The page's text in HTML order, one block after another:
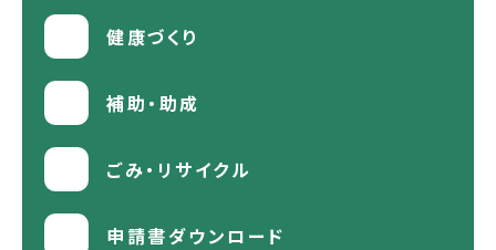
健康づくり
補助・助成
ごみ・リサイクル
申請書ダウンロード